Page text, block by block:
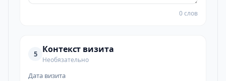
0 слов
5 Контекст визита
Необязательно
Дата визита